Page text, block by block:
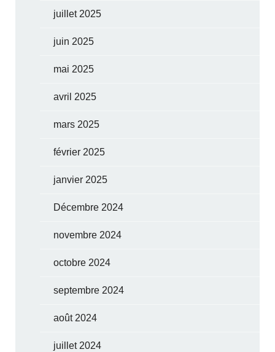
juillet 2025
juin 2025
mai 2025
avril 2025
mars 2025
février 2025
janvier 2025
Décembre 2024
novembre 2024
octobre 2024
septembre 2024
août 2024
juillet 2024